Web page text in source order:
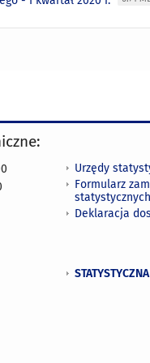
Urzędy
Formularz
statystycznych
Deklaracja